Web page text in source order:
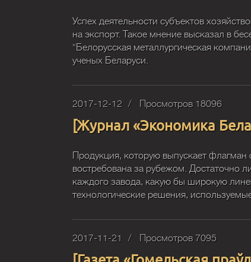
Успех деятельности субъектов
на экспорт. Такое мнение высказал в
"Белорусская металлургическая
ученых Беларуси.
2017-12-12 Просмотров 18096
[Журнал «Экономика
Продукция, которую выпускает
востребована за рубежом. Достаточно
каждого завода, какую бы широкую
технологические решения,
2017-11-21 Просмотров 7095